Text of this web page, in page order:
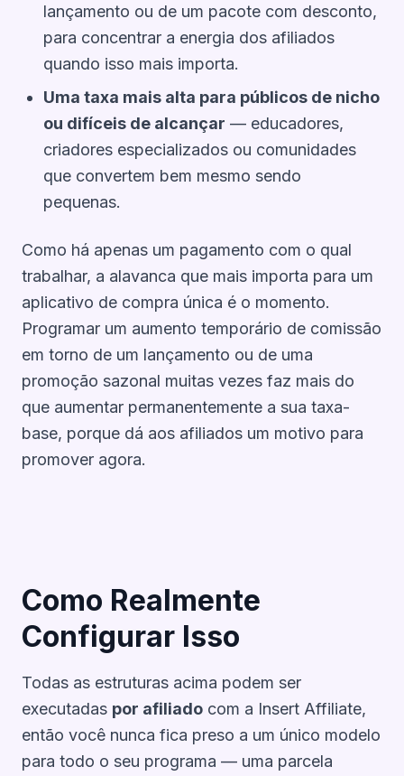
lançamento ou de um pacote com desconto,
para concentrar a energia dos afiliados
quando isso mais importa.
Uma taxa mais alta para públicos de nicho
ou difíceis de alcançar — educadores,
criadores especializados ou comunidades
que convertem bem mesmo sendo
pequenas.
Como há apenas um pagamento com o qual
trabalhar, a alavanca que mais importa para um
aplicativo de compra única é o momento.
Programar um aumento temporário de comissão
em torno de um lançamento ou de uma
promoção sazonal muitas vezes faz mais do
que aumentar permanentemente a sua taxa-
base, porque dá aos afiliados um motivo para
promover agora.
Como Realmente
Configurar Isso
Todas as estruturas acima podem ser
executadas por afiliado com a Insert Affiliate,
então você nunca fica preso a um único modelo
para todo o seu programa — uma parcela